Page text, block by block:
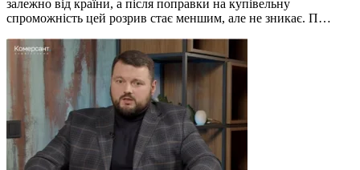
залежно від країни, а після поправки на купівельну
спроможність цей розрив стає меншим, але не зникає. П…